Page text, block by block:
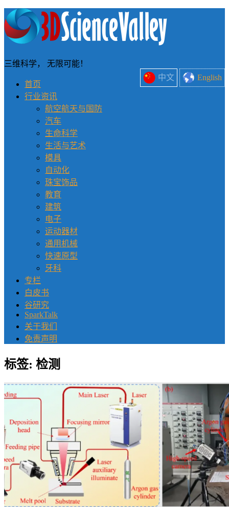
中文 English
三维科学， 无限可能！
首页
行业资讯
航空航天与国防
汽车
生命科学
生活与艺术
模具
自动化
珠宝饰品
教育
建筑
电子
运动器材
通用机械
快速原型
牙科
专栏
白皮书
谷研究
SparkTalk
关于我们
免责声明
标签: 检测